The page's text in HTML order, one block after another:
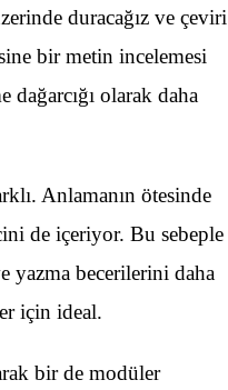
duracağız ve çeviri
bir metin incelemesi
olarak daha
Anlamanın ötesinde
de içeriyor. Bu sebeple
yazma becerilerini daha
için ideal.
bir de modüler